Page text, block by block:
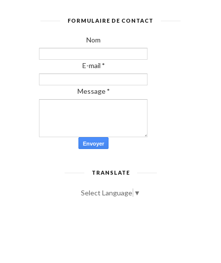
FORMULAIRE DE CONTACT
Nom
E-mail *
Message*
TRANSLATE
Select Language ▼